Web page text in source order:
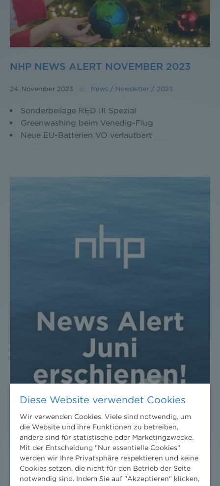
NHP NEWS ALERT NOVEMBER 2023
24. November 2023 News / Newsletter / 2023
Sonderbeilage RED III Spezial
Greenwashing beim Venedig-Flug
Neue EU-Batterien VO verlautbart
Diese Website verwendet Cookies
Wir verwenden Cookies. Viele sind notwendig, um
die Website und ihre Funktionen zu betreiben,
andere sind für statistische oder Marketingzwecke.
Mit der Entscheidung "Nur essentielle Cookies"
werden wir Ihre Privatsphäre respektieren und keine
Cookies setzen, die nicht für den Betrieb der Seite
notwendig sind. Indem Sie auf "Akzeptieren" klicken,